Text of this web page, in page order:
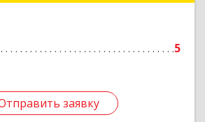
5
заявку
заявку